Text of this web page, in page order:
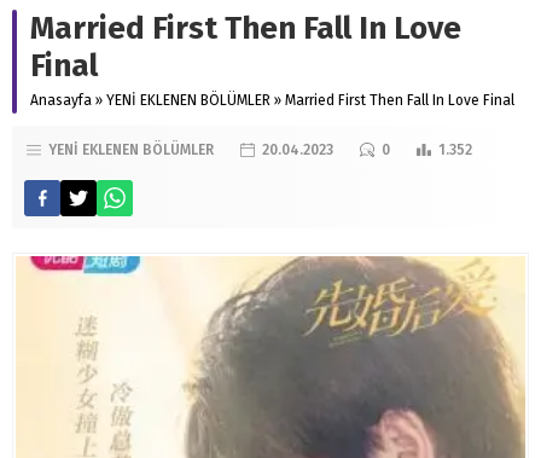
Married First Then Fall In Love
Final
Anasayfa » YENİ EKLENEN BÖLÜMLER » Married First Then Fall In Love Final
YENİ EKLENEN BÖLÜMLER 20.04.2023 0 1.352